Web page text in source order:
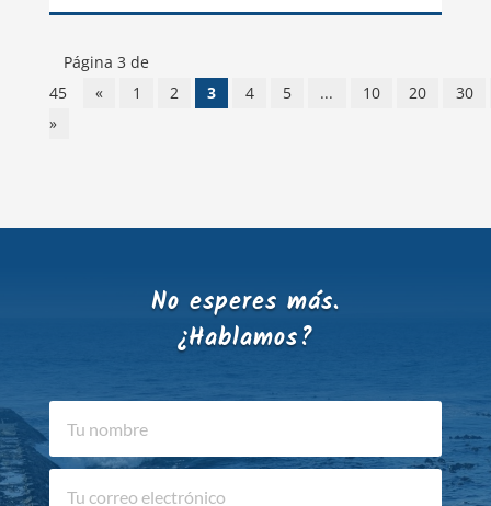
Página 3 de
45
« 1 2 3 4 5 ... 10 20
30
»
No esperes más.
¿Hablamos?